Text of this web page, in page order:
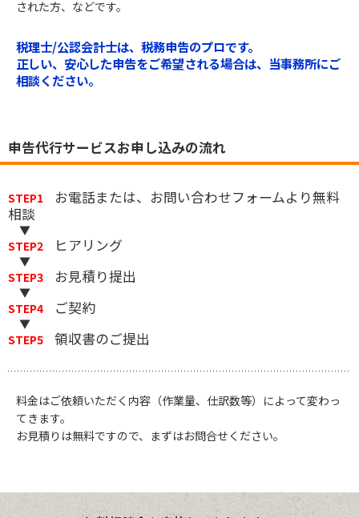
された方、などです。
税理士/公認会計士は、税務申告のプロです。
正しい、安心した申告をご希望される場合は、当事務所にご
相談ください。
申告代行サービスお申し込みの流れ
STEP1 お電話または、お問い合わせフォームより無料
相談
▼
STEP2
ヒアリング
▼
STEP3 お見積り提出
▼
STEP4 ご契約
▼
STEP5 領収書のご提出
料金はご依頼いただく内容（作業量、仕訳数等）によって変わっ
てきます。
お見積りは無料ですので、まずはお問合せください。